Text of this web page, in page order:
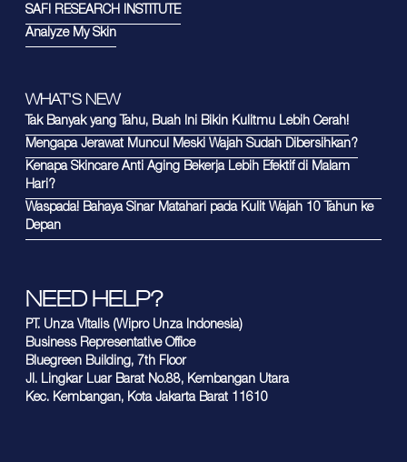
SAFI RESEARCH INSTITUTE
Analyze My Skin
WHAT'S NEW
Tak Banyak yang Tahu, Buah Ini Bikin Kulitmu Lebih Cerah!
Mengapa Jerawat Muncul Meski Wajah Sudah Dibersihkan?
Kenapa Skincare Anti Aging Bekerja Lebih Efektif di Malam
Hari?
Waspada! Bahaya Sinar Matahari pada Kulit Wajah 10 Tahun ke
Depan
NEED HELP?
PT. Unza Vitalis (Wipro Unza Indonesia)
Business Representative Office
Bluegreen Building, 7th Floor
Jl. Lingkar Luar Barat No.88, Kembangan Utara
Kec. Kembangan, Kota Jakarta Barat 11610